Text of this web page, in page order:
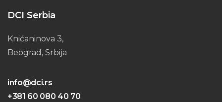
DCI Serbia
Knićaninova 3,
Beograd, Srbija
info@dci.rs
+381 60 080 40 70